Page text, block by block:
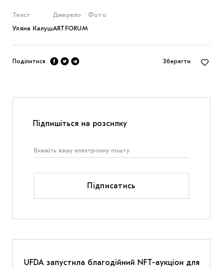
Текст
Уляна Калуш
Джерело
ARTFORUM
Фото
Поділитися Зберегти
Підпишіться на розсилку
Підписатись
UFDA запустила благодійний NFT-аукціон для